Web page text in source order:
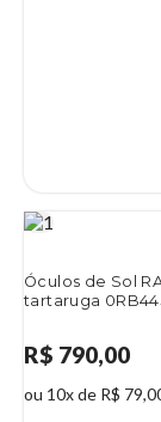
Óculos de Sol
tartaruga
R$ 790,00
ou 10x de R$